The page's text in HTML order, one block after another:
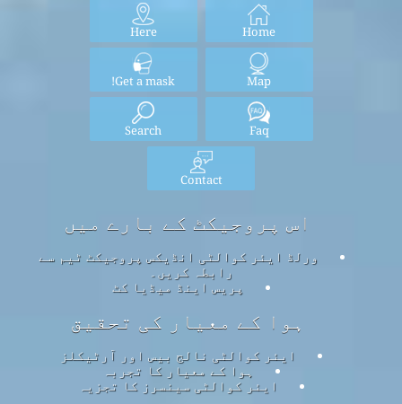
Home
Here
Map
Get a mask!
Faq
Search
Contact
اس پروجیکٹ کے بارے میں
ورلڈ ایئر کوالٹی انڈیکس پروجیکٹ ٹیم سے
رابطہ کریں۔
پریس اینڈ میڈیا کٹ
ہوا کے معیار کی تحقیق
ایئر کوالٹی نالج بیس اور آرٹیکلز
ہوا کے معیار کا تجربہ
ایئر کوالٹی سینسرز کا تجزیہ